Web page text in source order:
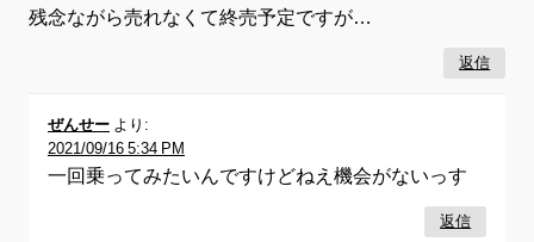
残念ながら売れなくて終売予定ですが…
返信
ぜんせー より:
2021/09/16 5:34 PM
一回乗ってみたいんですけどねえ機会がないっす
返信